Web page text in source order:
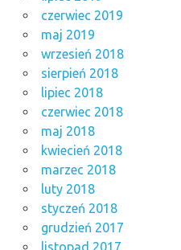
czerwiec 2019
maj 2019
wrzesień 2018
sierpień 2018
lipiec 2018
czerwiec 2018
maj 2018
kwiecień 2018
marzec 2018
luty 2018
styczeń 2018
grudzień 2017
listopad 2017